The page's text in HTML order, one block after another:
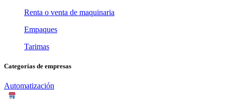
Renta o venta de maquinaria
Empaques
Tarimas
Categorías de empresas
Automatización